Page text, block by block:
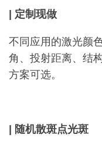
| 定制现做
不同应用的激光颜
角、投射距离、结
方案可选。
| 随机散斑点光斑